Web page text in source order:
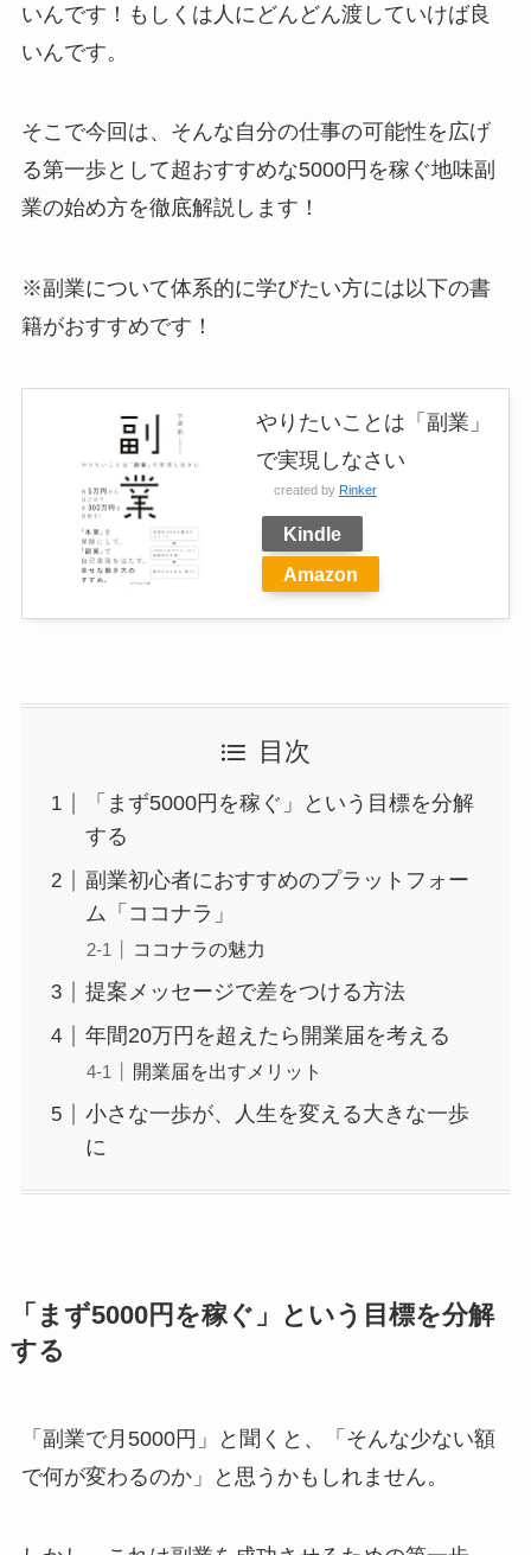
いんです！もしくは人にどんどん渡していけば良
いんです。
そこで今回は、そんな自分の仕事の可能性を広げ
る第一歩として超おすすめな5000円を稼ぐ地味副
業の始め方を徹底解説します！
※副業について体系的に学びたい方には以下の書
籍がおすすめです！
やりたいことは「副業」
で実現しなさい
created by Rinker
Kindle
Amazon
目次
「まず5000円を稼ぐ」という目標を分解
する
副業初心者におすすめのプラットフォー
ム「ココナラ」
ココナラの魅力
提案メッセージで差をつける方法
年間20万円を超えたら開業届を考える
開業届を出すメリット
小さな一歩が、人生を変える大きな一歩
に
「まず5000円を稼ぐ」という目標を分解
する
「副業で月5000円」と聞くと、「そんな少ない額
で何が変わるのか」と思うかもしれません。